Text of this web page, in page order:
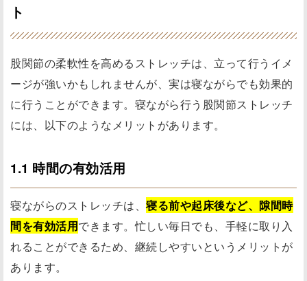
ト
股関節の柔軟性を高めるストレッチは、立って行うイメ
ージが強いかもしれませんが、実は寝ながらでも効果的
に行うことができます。寝ながら行う股関節ストレッチ
には、以下のようなメリットがあります。
1.1 時間の有効活用
寝ながらのストレッチは、 寝る前や起床後など、隙間時
間を有効活用できます。忙しい毎日でも、手軽に取り入
れることができるため、継続しやすいというメリットが
あります。